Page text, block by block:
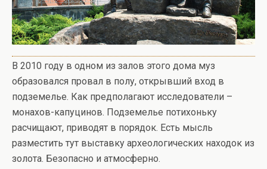
В 2010 году в одном из залов этого дома муз
образовался провал в полу, открывший вход в
подземелье. Как предполагают исследователи –
монахов-капуцинов. Подземелье потихоньку
расчищают, приводят в порядок. Есть мысль
разместить тут выставку археологических находок из
золота. Безопасно и атмосферно.